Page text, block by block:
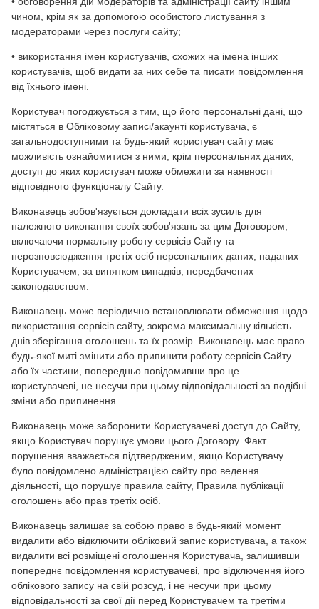
чином, крім як за допомогою особистого листування з
модераторами через послуги сайту;
• використання імен користувачів, схожих на імена інших
користувачів, щоб видати за них себе та писати повідомлення
від їхнього імені.
Користувач погоджується з тим, що його персональні дані, що
містяться в Обліковому записі/акаунті користувача, є
загальнодоступними та будь-який користувач сайту має
можливість ознайомитися з ними, крім персональних даних,
доступ до яких користувач може обмежити за наявності
відповідного функціоналу Сайту.
Виконавець зобов'язується докладати всіх зусиль для
належного виконання своїх зобов'язань за цим Договором,
включаючи нормальну роботу сервісів Сайту та
нерозповсюдження третіх осіб персональних даних, наданих
Користувачем, за винятком випадків, передбачених
законодавством.
Виконавець може періодично встановлювати обмеження щодо
використання сервісів сайту, зокрема максимальну кількість
днів зберігання оголошень та їх розмір. Виконавець має право
будь-якої миті змінити або припинити роботу сервісів Сайту
або їх частини, попередньо повідомивши про це
користувачеві, не несучи при цьому відповідальності за подібні
зміни або припинення.
Виконавець може заборонити Користувачеві доступ до Сайту,
якщо Користувач порушує умови цього Договору. Факт
порушення вважається підтвердженим, якщо Користувачу
було повідомлено адміністрацією сайту про ведення
діяльності, що порушує правила сайту, Правила публікації
оголошень або прав третіх осіб.
Виконавець залишає за собою право в будь-який момент
видалити або відключити обліковий запис користувача, а також
видалити всі розміщені оголошення Користувача, залишивши
попереднє повідомлення користувачеві, про відключення його
облікового запису на свій розсуд, і не несучи при цьому
відповідальності за свої дії перед Користувачем та третіми